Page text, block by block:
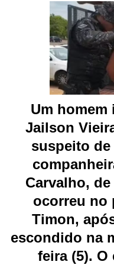
Um
Jailson
suspeito
Carvalho,
ocorreu no
Timon,
escondido na
feira (5).